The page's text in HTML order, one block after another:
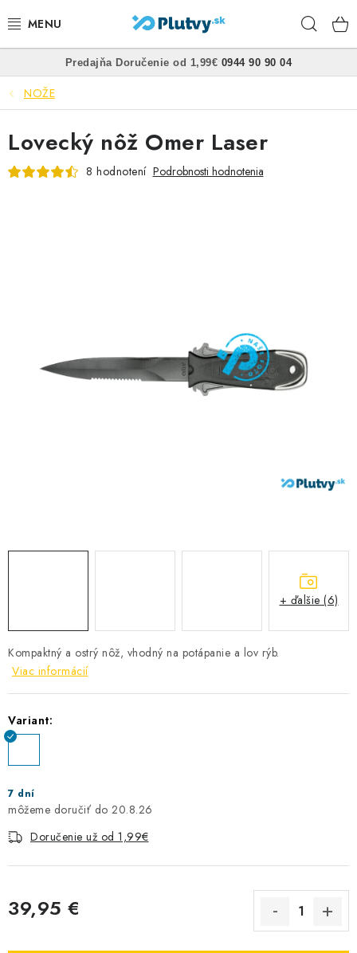
na
PLÁVANIE
ŠNORCHLOVANIE
FREEDIVING
VŠETKO PRE DETI
Predajňa Plutvy.sk Doručenie od 1,99€ O nás
Predajňa• Doručenie od 1,99€• 0944 90 90 04
NOŽE
Kompaktný a ostrý nôž, vhodný na potápanie a lov rýb.
Viac informácií
Variant:
7 dní
20.8.26
Doručenie už od 1,99€
39,95 €
Lovecký nôž Omer Laser
8 hodnotení Podrobnosti hodnotenia
+ ďalšie (6)